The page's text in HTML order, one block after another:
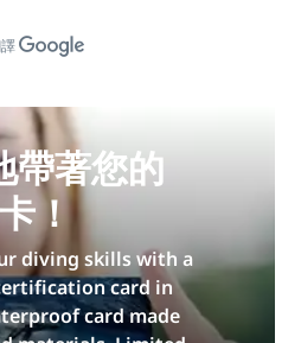
帶著您的
卡！
diving skills with a
card in
card made